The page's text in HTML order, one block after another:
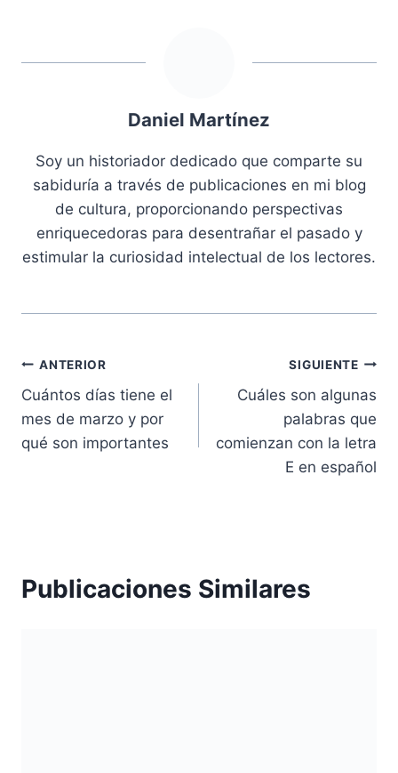
Daniel Martínez
Soy un historiador dedicado que comparte su
sabiduría a través de publicaciones en mi blog
de cultura, proporcionando perspectivas
enriquecedoras para desentrañar el pasado y
estimular la curiosidad intelectual de los lectores.
Navegación
de
entradas
ANTERIOR
Cuántos días tiene el
mes de marzo y por
qué son importantes
SIGUIENTE
Cuáles son algunas
palabras que
comienzan con la letra
E en español
Publicaciones Similares